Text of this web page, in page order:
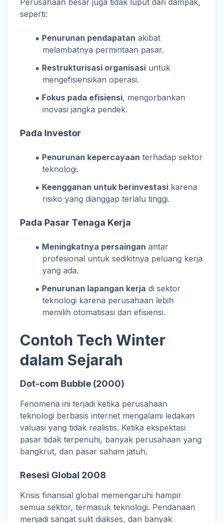
Perusahaan besar juga tidak luput dari dampak,
seperti:
Penurunan pendapatan akibat
melambatnya permintaan pasar.
Restrukturisasi organisasi untuk
mengefisiensikan operasi.
Fokus pada efisiensi, mengorbankan
inovasi jangka pendek.
Pada Investor
Penurunan kepercayaan terhadap sektor
teknologi.
Keengganan untuk berinvestasi karena
risiko yang dianggap terlalu tinggi.
Pada Pasar Tenaga Kerja
Meningkatnya persaingan antar
profesional untuk sedikitnya peluang kerja
yang ada.
Penurunan lapangan kerja di sektor
teknologi karena perusahaan lebih
memilih otomatisasi dan efisiensi.
Contoh Tech Winter
dalam Sejarah
Dot-com Bubble (2000)
Fenomena ini terjadi ketika perusahaan
teknologi berbasis internet mengalami ledakan
valuasi yang tidak realistis. Ketika ekspektasi
pasar tidak terpenuhi, banyak perusahaan yang
bangkrut, dan pasar saham jatuh.
Resesi Global 2008
Krisis finansial global memengaruhi hampir
semua sektor, termasuk teknologi. Pendanaan
menjadi sangat sulit diakses, dan banyak